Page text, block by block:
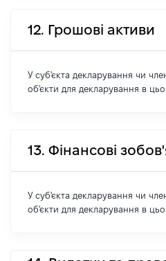
12. Грошові активи
У суб'єкта декларування чи
об'єкти для декларування в
13. Фінансові
У суб'єкта декларування чи
об'єкти для декларування в